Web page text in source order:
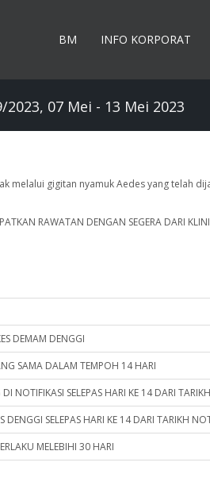
BM INFO KORPORAT
07 Mei - 13 Mei 2023
melalui gigitan nyamuk Aedes yang telah
RAWATAN DENGAN SEGERA DARI
DEMAM DENGGI
SAMA DALAM TEMPOH 14 HARI
NOTIFIKASI SELEPAS HARI KE 14 DARI
DENGGI SELEPAS HARI KE 14 DARI TARIKH
MELEBIHI 30 HARI